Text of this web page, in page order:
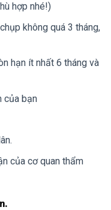
hợp nhé!)
không quá 3 tháng,
hạn ít nhất 6 tháng và
của bạn
của cơ quan thẩm